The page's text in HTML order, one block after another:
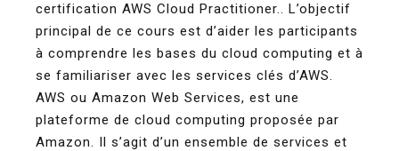
certification AWS Cloud Practitioner.. L’objectif
principal de ce cours est d’aider les participants
à comprendre les bases du cloud computing et à
se familiariser avec les services clés d’AWS.
AWS ou Amazon Web Services, est une
plateforme de cloud computing proposée par
Amazon. Il s’agit d’un ensemble de services et